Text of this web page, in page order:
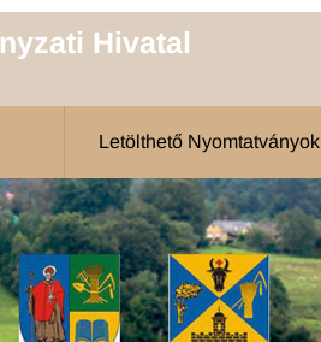
Hivatal
Letölthető Nyomtatványok